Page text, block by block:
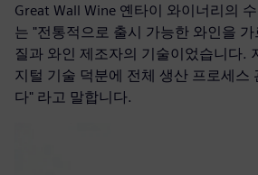
Great Wall Wine 옌타이 와이너리의
는 "전통적으로 출시 가능한 와인을
질과 와인 제조자의 기술이었습니다.
지털 기술 덕분에 전체 생산 프로세스
다" 라고 말합니다.